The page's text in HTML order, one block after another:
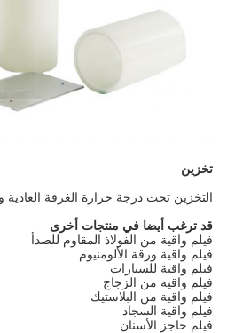
تخزين
التخزين تحت درجة حرارة الغرفة العادية و 50٪ RH في العبوة الأصلية
قد ترغب أيضا في منتجات أخرى
فيلم واقية من الفولاذ المقاوم للصدأ
فيلم واقية ورقة الألومنيوم
فيلم واقية للسيارات
فيلم واقية من الزجاج
فيلم واقية من البلاستيك
فيلم واقية السجاد
فيلم حاجز الأسنان